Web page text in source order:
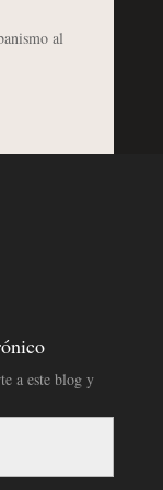
al
a este blog y